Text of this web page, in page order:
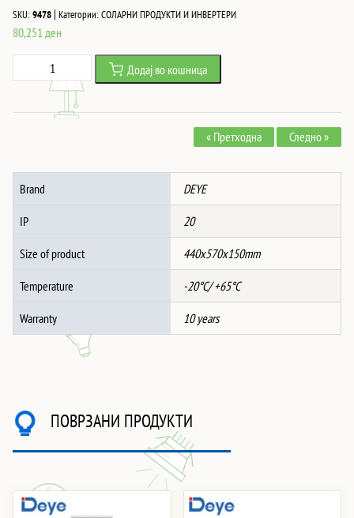
SKU:9478 | Категории:СОЛАРНИ ПРОДУКТИ И ИНВЕРТЕРИ
80,251ден
BOS-
Battery
Cluster
Control
количина
Додај во кошница
« Претходна Следно »
Brand DEYE
IP 20
Size of product 440x570x150mm
Temperature -20°C/ +65°C
Warranty 10 years
ПОВРЗАНИ ПРОДУКТИ